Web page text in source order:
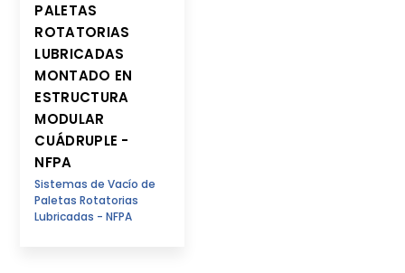
PALETAS
ROTATORIAS
LUBRICADAS
MONTADO EN
ESTRUCTURA
MODULAR
CUÁDRUPLE -
NFPA
Sistemas de Vacío de
Paletas Rotatorias
Lubricadas - NFPA